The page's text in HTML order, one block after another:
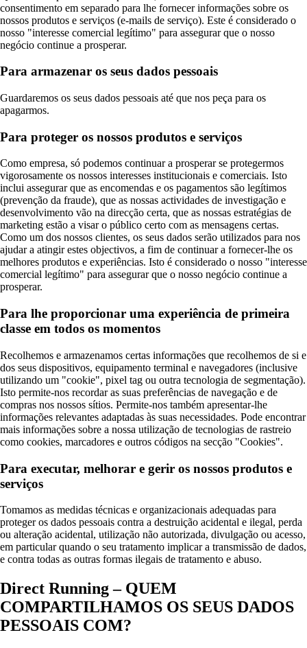
consentimento em separado para lhe fornecer informações sobre os
nossos produtos e serviços (e-mails de serviço). Este é considerado o
nosso "interesse comercial legítimo" para assegurar que o nosso
negócio continue a prosperar.
Para armazenar os seus dados pessoais
Guardaremos os seus dados pessoais até que nos peça para os
apagarmos.
Para proteger os nossos produtos e serviços
Como empresa, só podemos continuar a prosperar se protegermos
vigorosamente os nossos interesses institucionais e comerciais. Isto
inclui assegurar que as encomendas e os pagamentos são legítimos
(prevenção da fraude), que as nossas actividades de investigação e
desenvolvimento vão na direcção certa, que as nossas estratégias de
marketing estão a visar o público certo com as mensagens certas.
Como um dos nossos clientes, os seus dados serão utilizados para nos
ajudar a atingir estes objectivos, a fim de continuar a fornecer-lhe os
melhores produtos e experiências. Isto é considerado o nosso "interesse
comercial legítimo" para assegurar que o nosso negócio continue a
prosperar.
Para lhe proporcionar uma experiência de primeira
classe em todos os momentos
Recolhemos e armazenamos certas informações que recolhemos de si e
dos seus dispositivos, equipamento terminal e navegadores (inclusive
utilizando um "cookie", pixel tag ou outra tecnologia de segmentação).
Isto permite-nos recordar as suas preferências de navegação e de
compras nos nossos sítios. Permite-nos também apresentar-lhe
informações relevantes adaptadas às suas necessidades. Pode encontrar
mais informações sobre a nossa utilização de tecnologias de rastreio
como cookies, marcadores e outros códigos na secção "Cookies".
Para executar, melhorar e gerir os nossos produtos e
serviços
Tomamos as medidas técnicas e organizacionais adequadas para
proteger os dados pessoais contra a destruição acidental e ilegal, perda
ou alteração acidental, utilização não autorizada, divulgação ou acesso,
em particular quando o seu tratamento implicar a transmissão de dados,
e contra todas as outras formas ilegais de tratamento e abuso.
Direct Running – QUEM
COMPARTILHAMOS OS SEUS DADOS
PESSOAIS COM?